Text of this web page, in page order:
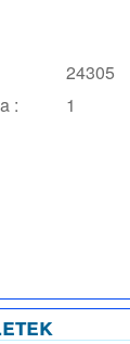
24305
: 1